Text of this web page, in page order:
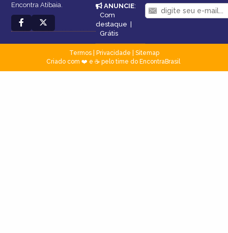
Encontra Atibaia.
ANUNCIE:
Com
destaque |
Grátis
Termos| Privacidade
Sitemap
Criado com ❤️ e ☕ pelo time do EncontraBrasil